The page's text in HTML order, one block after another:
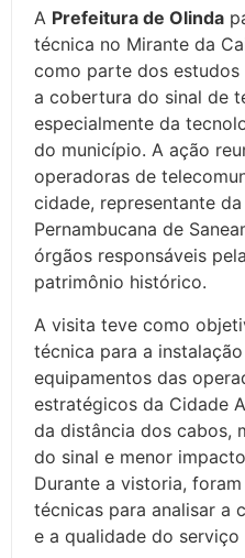
A Prefeitura de Olinda
técnica no Mirante da
como parte dos
a cobertura do sinal de
especialmente da
do município. A ação
operadoras de
cidade, representante
Pernambucana de
órgãos responsáveis
patrimônio histórico.
A visita teve como
técnica para a
equipamentos das
estratégicos da Cidade
da distância dos cabos,
do sinal e menor
Durante a vistoria,
técnicas para analisar a
e a qualidade do